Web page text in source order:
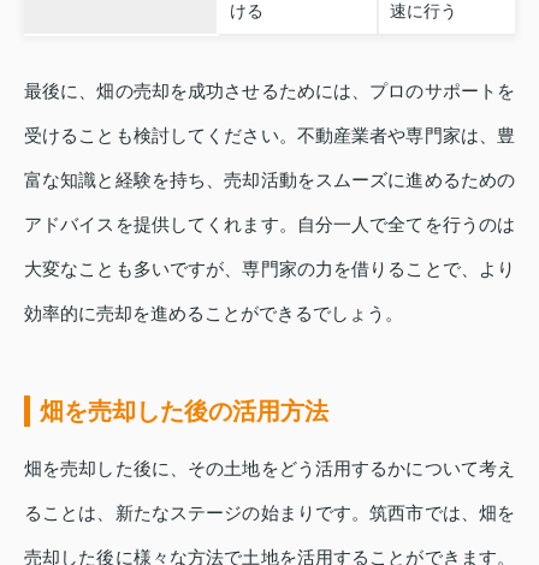
ける
速に行う
最後に、畑の売却を成功させるためには、プロのサポートを
受けることも検討してください。不動産業者や専門家は、豊
富な知識と経験を持ち、売却活動をスムーズに進めるための
アドバイスを提供してくれます。自分一人で全てを行うのは
大変なことも多いですが、専門家の力を借りることで、より
効率的に売却を進めることができるでしょう。
畑を売却した後の活用方法
畑を売却した後に、その土地をどう活用するかについて考え
ることは、新たなステージの始まりです。筑西市では、畑を
売却した後に様々な方法で土地を活用することができます。